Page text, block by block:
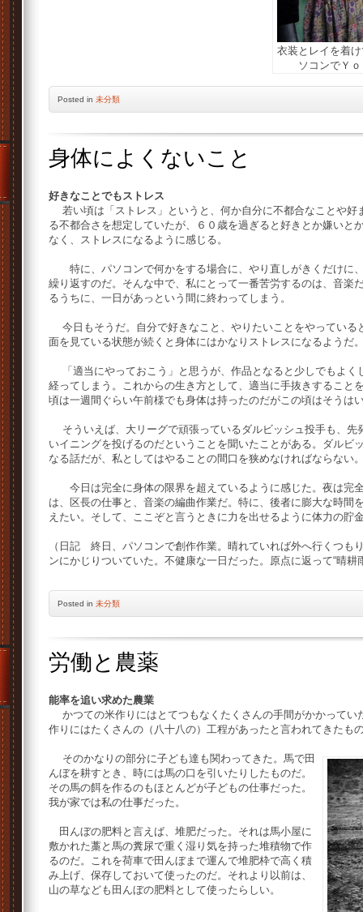
衣装とレイを着
ソコンでＹ
Posted in 未分類
身体によくないこと
好きなことでもストレス
若い頃は「ストレス」というと、何か自分に不都合なことや好
る不都合さを想定していたが、６０歳を過ぎると好きとか嫌いと
なく、ストレスになるように感じる。
特に、パソコンで何かをする場合に、やり直しがきくだけに
繰り返すのだ。そんな中で、私にとって一番苦労するのは、音楽
るうちに、一日があっという間に終わってしまう。
今日もそうだ。自分で好きなこと、やりたいことをやっている
面を見ている状態が続くと身体にはかなりストレスになるようだ
「適当にやっておこう」と思うが、作品となると少しでもよく
経ってしまう。これからの生き方として、適当に手抜きすること
頃は一週間ぐらい午前様でも身体は持ったのだがこの頃はそうは
そういえば、大リーグで頑張っているダルビッシュ投手も、先
いイニングを投げるのだということを聞いたことがある。ダルビ
なる話だが、私としてはやることの間口を狭めなければならない
今日は完全に身体の限界を超えているように感じた。夜は完
は、区長の仕事と、音楽の編曲作業だ。特に、後者に膨大な時間
えたい。そして、ここぞと言うときに力を出せるように体力の貯
（日記 終日、パソコンで創作作業。晴れていれば外へ行くつも
ンにかじりついていた。不健康な一日だった。原点に返って“晴
Posted in 未分類
労働と農薬
能率を追い求めた農業
かつての米作りにはとてつもなくたくさんの手間がかかってい
作りにはたくさんの（八十八の）工程があったと言われてきたも
そのかなりの部分に子ども達も関わってきた。馬で田
んぼを耕すとき、時には馬の口を引いたりしたものだ。
その馬の餌を作るのもほとんどが子どもの仕事だった。
我が家では私の仕事だった。
田んぼの肥料と言えば、堆肥だった。それは馬小屋に
敷かれた藁と馬の糞尿で重く湿り気を持った堆積物で作
るのだ。これを荷車で田んぼまで運んで堆肥枠で高く積
み上げ、保存しておいて使ったのだ。それより以前は、
山の草なども田んぼの肥料として使ったらしい。